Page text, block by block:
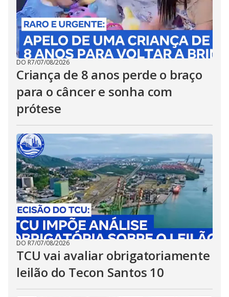
DO R7/07/08/2026
Criança de 8 anos perde o braço
para o câncer e sonha com
prótese
DO R7/07/08/2026
TCU vai avaliar obrigatoriamente
leilão do Tecon Santos 10